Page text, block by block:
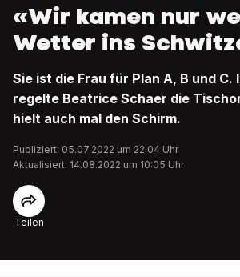
«Wir kamen nur
Wetter ins
Sie ist die Frau für Plan A, B und C.
regelte Beatrice Schaer die
hielt auch mal den Schirm.
Publiziert: 05.07.2022 um 22:04 Uhr
Aktualisiert: 14.08.2022 um 10:05 Uhr
Teilen